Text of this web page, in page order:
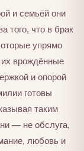
и семьёй они
того, что в брак
упрямо
их врождённые
и опорой
готовы
таким
— не обслуга,
любовь и